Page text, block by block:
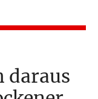
daraus